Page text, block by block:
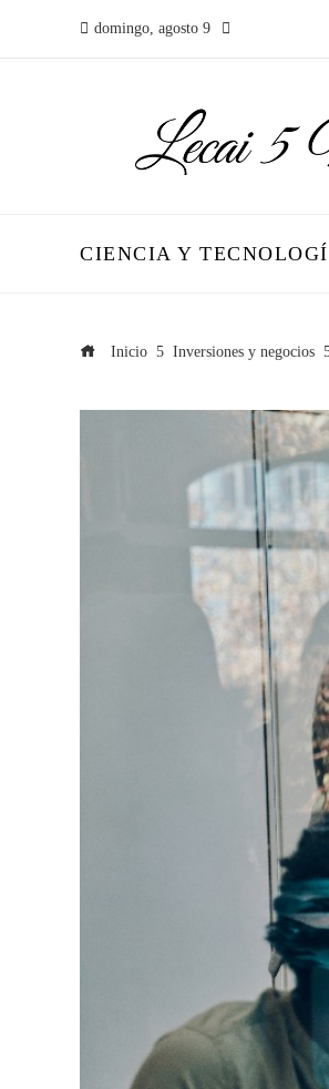
domingo, agosto 9
CIENCIA Y
Inicio Inversiones y negocios